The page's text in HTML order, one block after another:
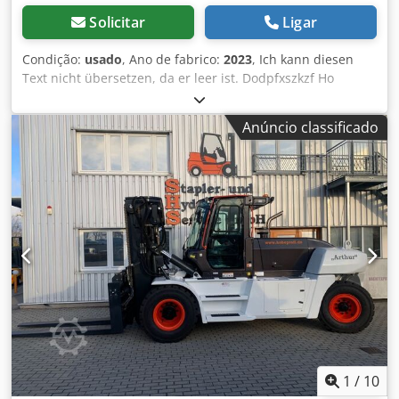
Solicitar Ligar
Condição: usado, Ano de fabrico: 2023, Ich kann diesen
Text nicht übersetzen, da er leer ist. Dodpfxszkzf Ho
Anúncio classificado
1 / 10